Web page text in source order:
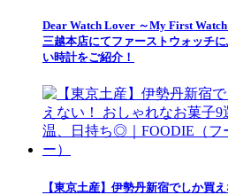
Dear Watch Lover ～My First
三越本店にてファーストウォッチ
い時計をご紹介！
【東京土産】伊勢丹新宿でしか買